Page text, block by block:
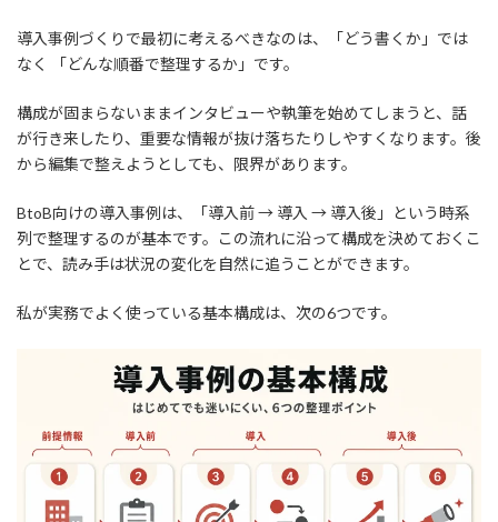
導入事例づくりで最初に考えるべきなのは、「どう書くか」では
なく 「どんな順番で整理するか」です。
構成が固まらないままインタビューや執筆を始めてしまうと、話
が行き来したり、重要な情報が抜け落ちたりしやすくなります。後
から編集で整えようとしても、限界があります。
BtoB向けの導入事例は、「導入前 → 導入 → 導入後」という時系
列で整理するのが基本です。この流れに沿って構成を決めておくこ
とで、読み手は状況の変化を自然に追うことができます。
私が実務でよく使っている基本構成は、次の6つです。